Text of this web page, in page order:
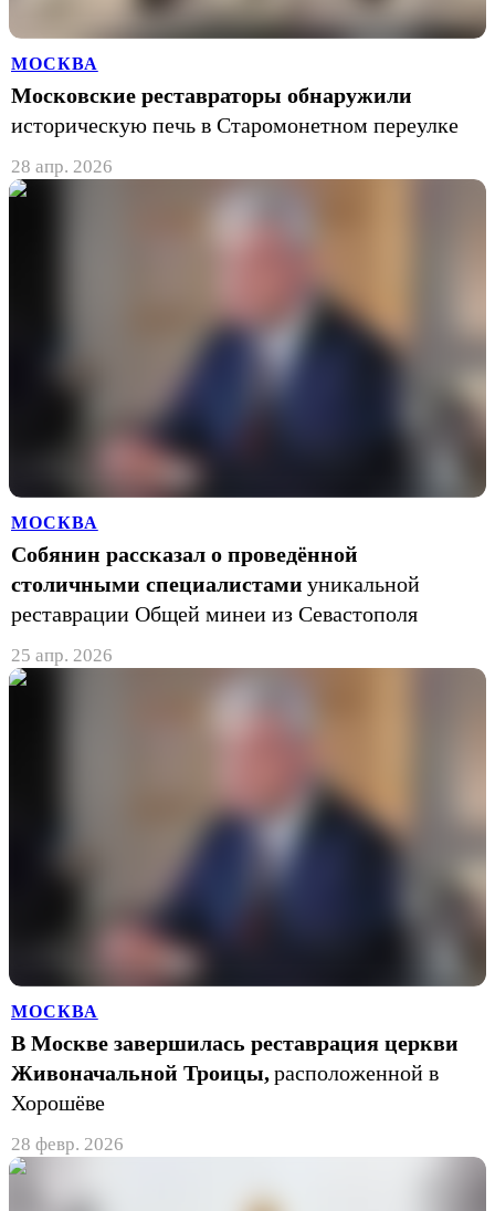
МОСКВА
Московские реставраторы обнаружили
историческую печь в Старомонетном переулке
28 апр. 2026
МОСКВА
Собянин рассказал о проведённой
столичными специалистами уникальной
реставрации Общей минеи из Севастополя
25 апр. 2026
МОСКВА
В Москве завершилась реставрация церкви
Живоначальной Троицы,расположенной в
Хорошёве
28 февр. 2026